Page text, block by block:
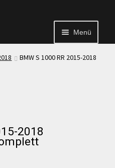
Menü
BMW S 1000 RR 2015-2018
2018